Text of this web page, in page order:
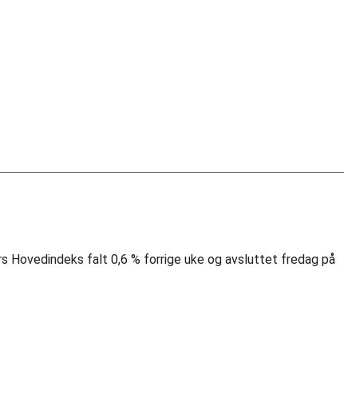
Hovedindeks falt 0,6 % forrige uke og avsluttet fredag på